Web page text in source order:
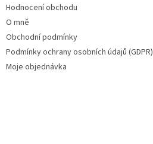
Hodnocení obchodu
O mně
Obchodní podmínky
Podmínky ochrany osobních údajů (GDPR)
Moje objednávka